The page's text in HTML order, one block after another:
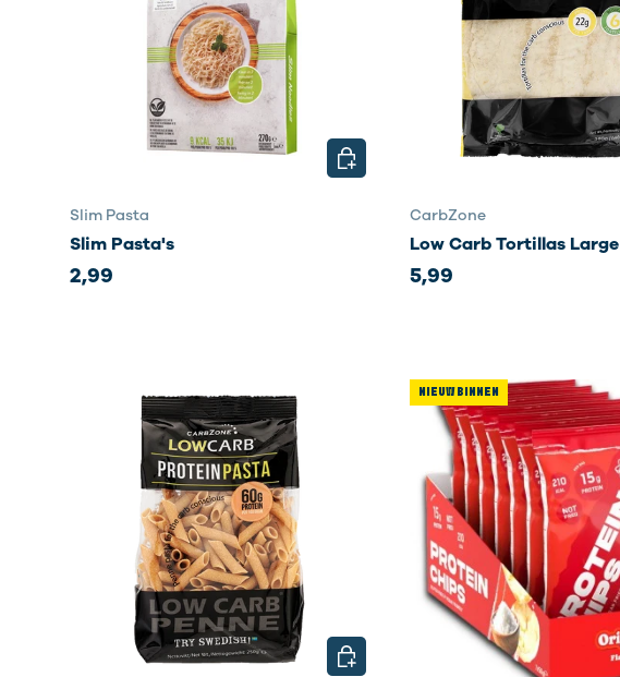
Slim Pasta
Slim Pasta's
2,99
KIES MOGELIJKHEDEN
CarbZone
Low Carb Tortillas Large
5,99
KIES MOGELIJKHEDEN
NIEUW BINNEN